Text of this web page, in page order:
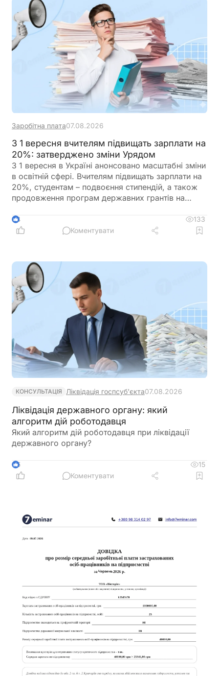
Заробітна плата07.08.2026
З 1 вересня вчителям підвищать зарплати на
20%: затверджено зміни Урядом
З 1 вересня в Україні анонсовано масштабні зміни
в освітній сфері. Вчителям підвищать зарплати на
20%, студентам – подвоєння стипендій, а також
продовження програм державних грантів на
праці педагогів, яка передбачає нові посадові
оклади та поступовий перехід від Єдиної тарифної
4
133
Коментувати
КОНСУЛЬТАЦІЯ Ліквідація госпсуб'єкта07.08.2026
Ліквідація державного органу: який
алгоритм дій роботодавця
Який алгоритм дій роботодавця при ліквідації
державного органу?
5
15
Коментувати